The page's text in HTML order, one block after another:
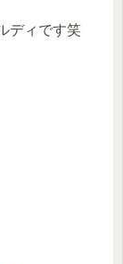
ディです笑